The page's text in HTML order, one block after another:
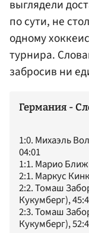
выглядели
по сути, не
одному
турнира.
забросив ни
Германия -
1:0. Михаэль
04:01
1:1. Марио
2:1. Маркус
2:2. Томаш
Кукумберг),
2:3. Томаш
Кукумберг),